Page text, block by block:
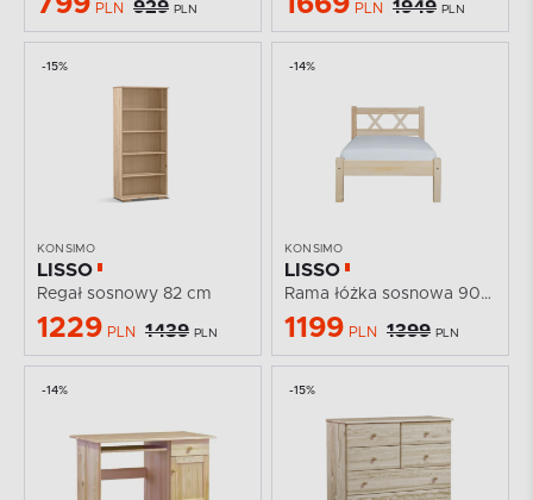
PLN 929 PLN PLN 1949 PLN
-15%
KONSIMO
LISSO
Regał sosnowy 82 cm
1229 PLN 1439 PLN
-14%
KONSIMO
LISSO
Rama łóżka sosnowa 90x200
1199 PLN 1399 PLN
-14% -15%